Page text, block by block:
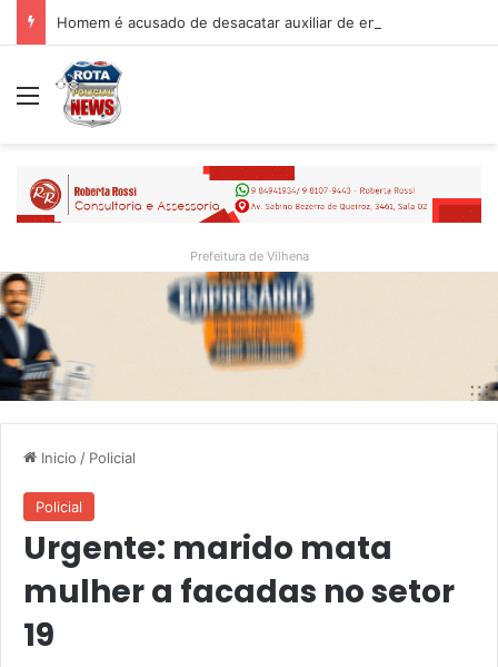
Menu
Prefeitura de Vilhena
Inicio / Policial
Policial
Urgente: marido mata
mulher a facadas no setor
19